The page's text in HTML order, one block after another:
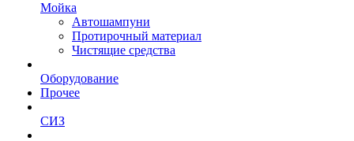
Мойка
Автошампуни
Протирочный материал
Чистящие средства
Оборудование
Прочее
СИЗ